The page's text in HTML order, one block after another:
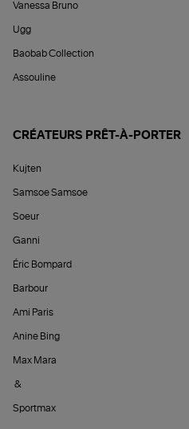
Vanessa Bruno
Ugg
Baobab Collection
Assouline
CRÉATEURS PRÊT-À-PORTER
Kujten
Samsoe Samsoe
Soeur
Ganni
Éric Bompard
Barbour
Ami Paris
Anine Bing
Max Mara
&
Sportmax